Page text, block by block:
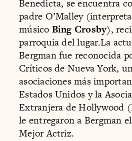
Benedicta, se encuentra
padre O’Malley
músico Bing Crosby),
parroquia del lugar.La
Bergman fue reconocida
Críticos de Nueva York,
asociaciones más
Estados Unidos y la
Extranjera de Hollywood
le entregaron a Bergman
Mejor Actriz.